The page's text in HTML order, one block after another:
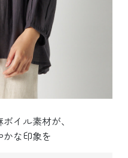
イル素材が、
な印象を